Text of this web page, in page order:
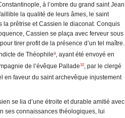
à l’ombre du grand saint Jean
la qualité de leurs âmes, le saint
la prêtrise et Cassien le diaconat. Conquis
Cassien se plaça avec ferveur sous
tirer profit de la présence d’un tel maître.
de Théophile9, ayant été envoyé en
de l’évêque Pallade10, par le clergé
en faveur du saint archevêque injustement
se lia d’une étroite et durable amitié avec
ses connaissances théologiques, lui